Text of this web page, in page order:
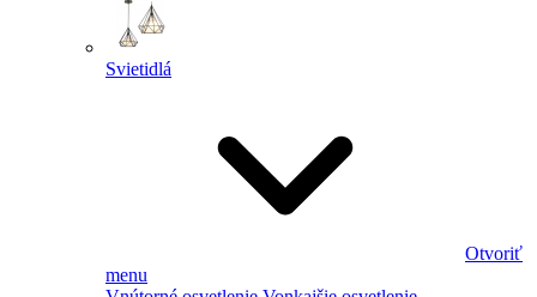
Svietidlá
Otvoriť
menu